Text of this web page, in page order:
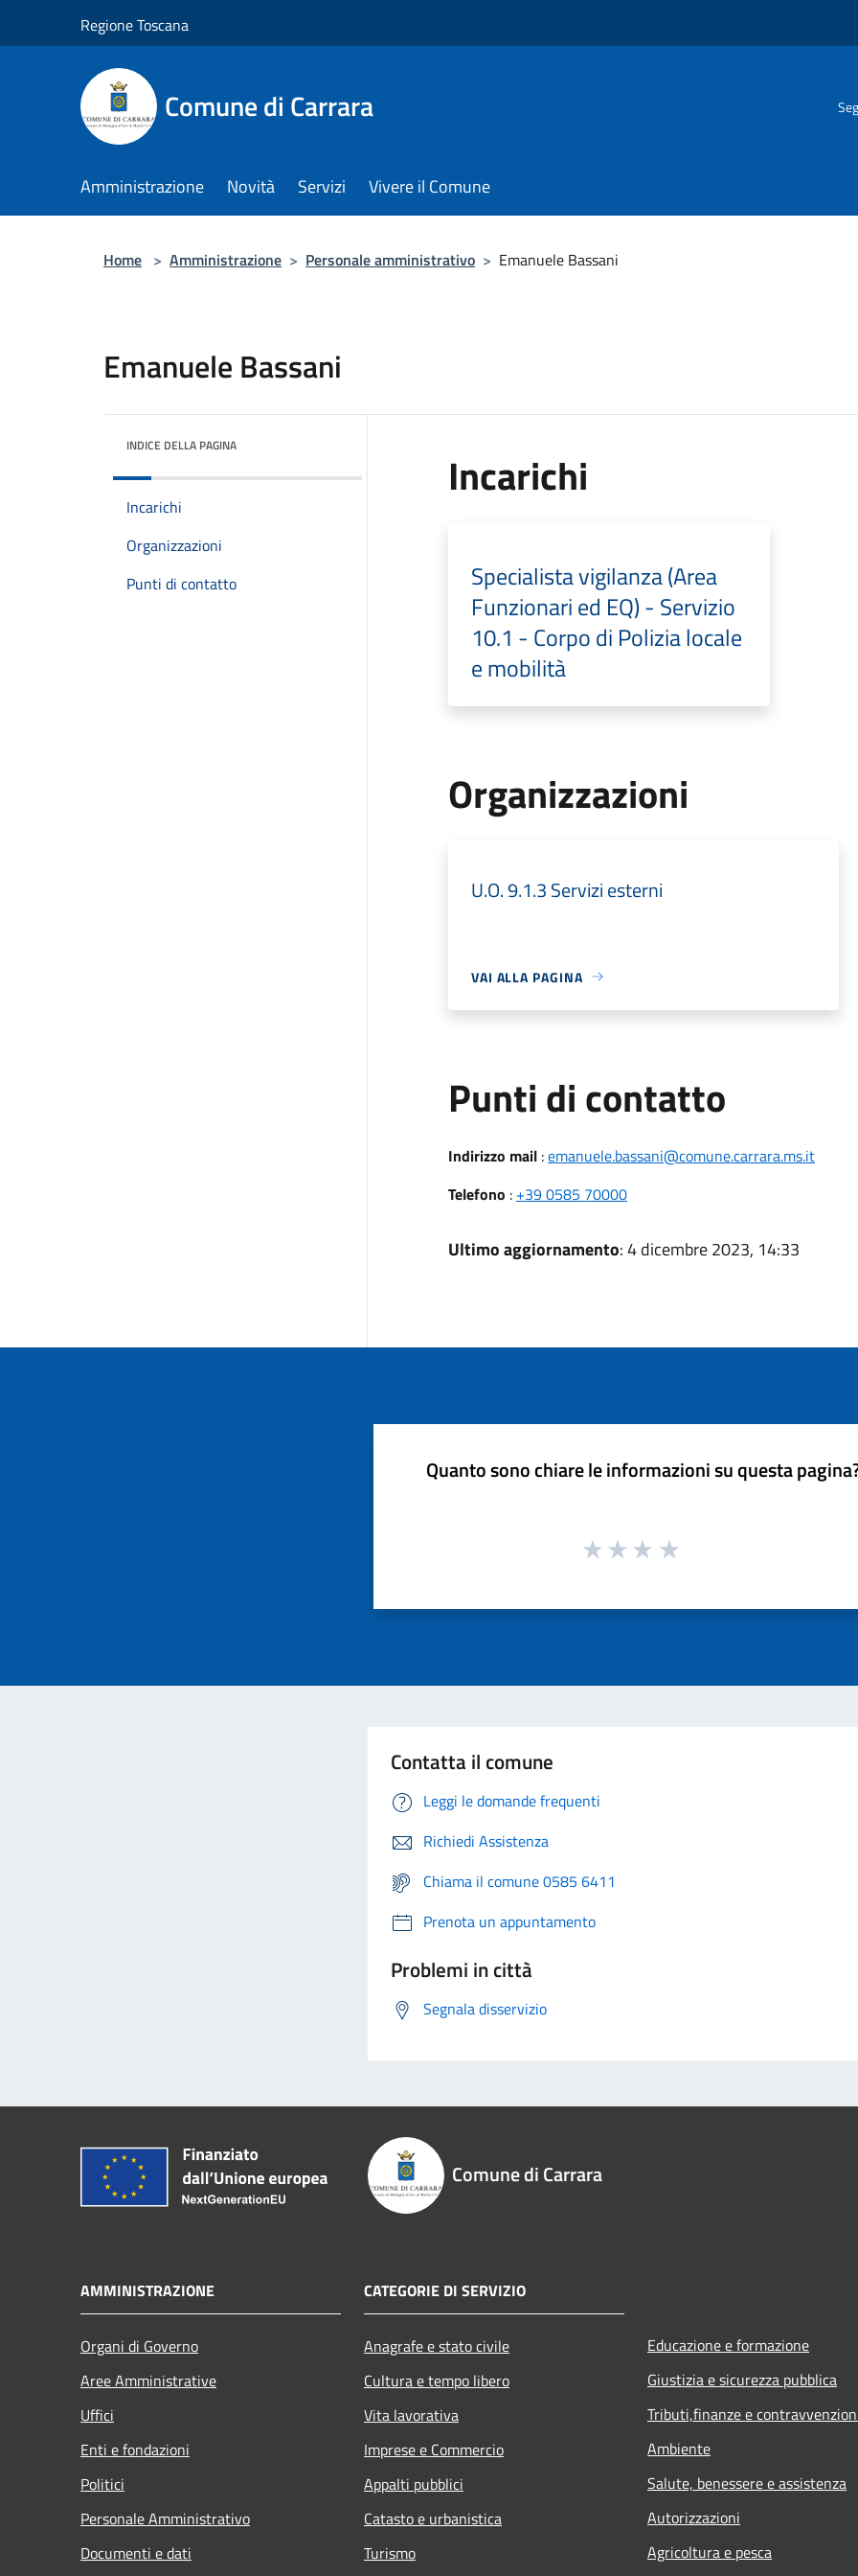
Regione Toscana
Comune di Carrara
Amministrazione Novità Servizi Vivere il Comune
Home > Amministrazione > Personale amministrativo > Emanuele Bassani
Emanuele Bassani
INDICE DELLA PAGINA
Incarichi
Organizzazioni
Punti di contatto
Incarichi
Specialista vigilanza (Area
Funzionari ed EQ) - Servizio
10.1 - Corpo di Polizia locale
e mobilità
Organizzazioni
U.O. 9.1.3 Servizi esterni
VAI ALLA PAGINA
Punti di contatto
Indirizzo mail:emanuele.bassani@comune.carrara.ms.it
Telefono : +39 0585 70000
Ultimo aggiornamento: 4 dicembre 2023, 14:33
Quanto sono chiare le informazioni su questa
Contatta il comune
Leggi le domande frequenti
Richiedi Assistenza
Chiama il comune 0585 6411
Prenota un appuntamento
Problemi in città
Segnala disservizio
Comune di Carrara
AMMINISTRAZIONE
Organi di Governo
Aree Amministrative
Uffici
Enti e fondazioni
Politici
Personale Amministrativo
Documenti e dati
CATEGORIE DI SERVIZIO
Anagrafe e stato civile
Cultura e tempo libero
Vita lavorativa
Imprese e Commercio
Appalti pubblici
Catasto e urbanistica
Turismo
Educazione e formazione
Giustizia e sicurezza pubblica
Tributi,finanze e
Ambiente
Salute, benessere e assistenza
Autorizzazioni
Agricoltura e pesca